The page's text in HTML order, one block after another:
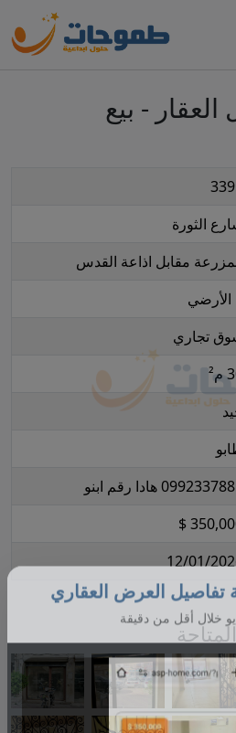
- بيع
الثورة
مقابل اذاعة القدس
تجاري
هادا رقم ابنو
12/01/
تفاصيل العرض العقاري
خلال أقل من دقيقة